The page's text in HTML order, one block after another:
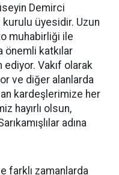
Demirci
kurulu üyesidir. Uzun
muhabirliği ile
önemli katkılar
Vakıf olarak
ve diğer alanlarda
kardeşlerimize her
hayırlı olsun,
adına
farklı zamanlarda